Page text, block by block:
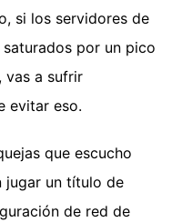
si los servidores de
por un pico
vas a sufrir
evitar eso.
que escucho
jugar un título de
de red de